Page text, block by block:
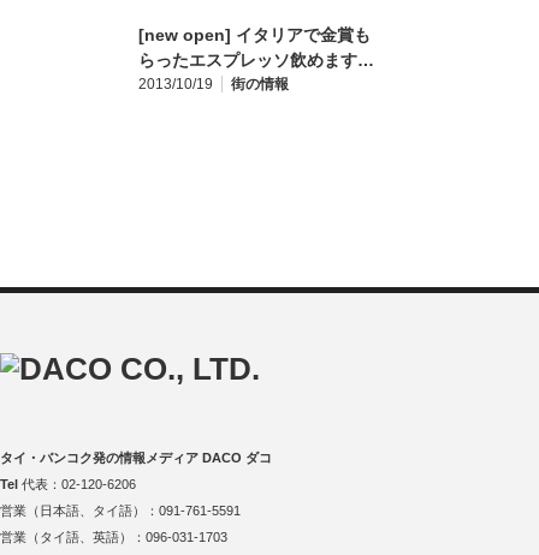
[new open] イタリアで金賞も
らったエスプレッソ飲めます…
2013/10/19 街の情報
タイ・バンコク発の情報メディア DACO ダコ
Tel 代表：02-120-6206
営業（日本語、タイ語）：091-761-5591
営業（タイ語、英語）：096-031-1703